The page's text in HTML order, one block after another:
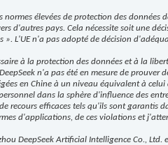
normes élevées de protection des
d'autres pays. Cela nécessite soit une
». L'UE n'a pas adopté de décision
à la protection des données et à la
n'a pas été en mesure de
en Chine à un niveau équivalent à
dans la sphère d'influence des
recours efficaces tels qu'ils sont garantis
d'applications, de ces violations et
DeepSeek Artificial Intelligence Co.,